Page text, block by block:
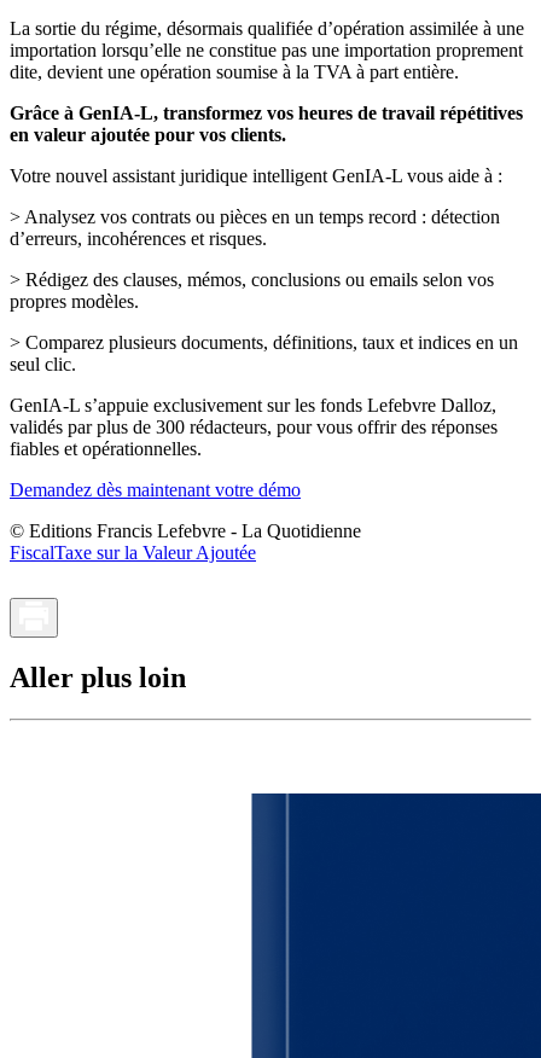
La sortie du régime, désormais qualifiée d’opération assimilée à une
importation lorsqu’elle ne constitue pas une importation proprement
dite, devient une opération soumise à la TVA à part entière.
Grâce à GenIA‑L, transformez vos heures de travail répétitives
en valeur ajoutée pour vos clients.
Votre nouvel assistant juridique intelligent GenIA‑L vous aide à :
> Analysez vos contrats ou pièces en un temps record : détection
d’erreurs, incohérences et risques.
> Rédigez des clauses, mémos, conclusions ou emails selon vos
propres modèles.
> Comparez plusieurs documents, définitions, taux et indices en un
seul clic.
GenIA‑L s’appuie exclusivement sur les fonds Lefebvre Dalloz,
validés par plus de 300 rédacteurs, pour vous offrir des réponses
fiables et opérationnelles.
Demandez dès maintenant votre démo
© Editions Francis Lefebvre - La Quotidienne
FiscalTaxe sur la Valeur Ajoutée
Aller plus loin